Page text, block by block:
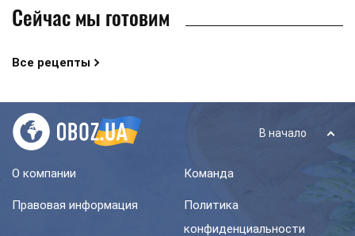
Сейчас мы готовим
Все рецепты
В начало
О компании Команда
Правовая информация
Политика
конфиденциальности